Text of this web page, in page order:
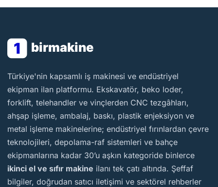
1 birmakine
BirMakine
Türkiye'nin kapsamlı iş makinesi ve endüstriyel
ekipman ilan platformu. Ekskavatör, beko loder,
forklift, telehandler ve vinçlerden CNC tezgâhları,
ahşap işleme, ambalaj, baskı, plastik enjeksiyon ve
metal işleme makinelerine; endüstriyel fırınlardan çevre
teknolojileri, depolama-raf sistemleri ve bahçe
ekipmanlarına kadar 30’u aşkın kategoride binlerce
ikinci el ve sıfır makine ilanı tek çatı altında. Şeffaf
bilgiler, doğrudan satıcı iletişimi ve sektörel rehberler